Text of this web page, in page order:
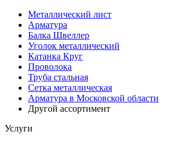
Металлический лист
Арматура
Балка Швеллер
Уголок металлический
Катанка Круг
Проволока
Труба стальная
Сетка металлическая
Арматура в Московской области
Другой ассортимент
Услуги